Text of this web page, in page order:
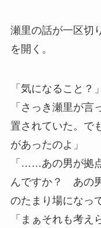
瀬里の話が一区切
を開く。
「気になること？」
「さっき瀬里が
置されていた。で
があったのよ」
「……あの男が拠
んですか？ あの
のたまり場になっ
「まぁそれも考